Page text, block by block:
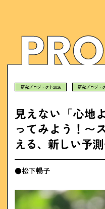
研究プロジェクト2026 研究プロジェ
見えない「心地
ってみよう！〜
える、新しい予
●松下暢子